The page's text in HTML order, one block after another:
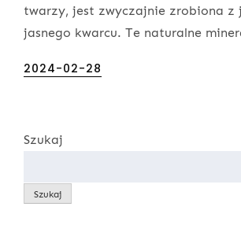
twarzy, jest zwyczajnie zrobiona z
jasnego kwarcu. Te naturalne
Posted
2024-02-28
Szukaj
Szukaj